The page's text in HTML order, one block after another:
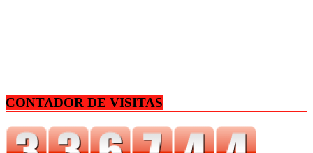
CONTADOR DE VISITAS